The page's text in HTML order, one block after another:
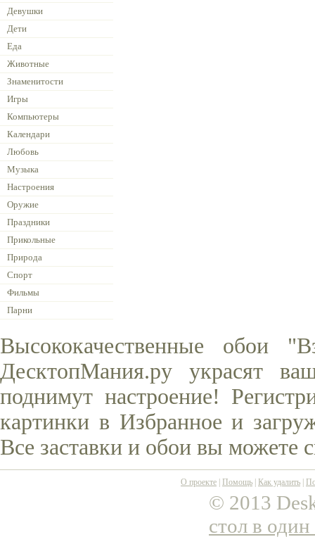
Девушки
Дети
Еда
Животные
Знаменитости
Игры
Компьютеры
Календари
Любовь
Музыка
Настроения
Оружие
Праздники
Прикольные
Природа
Спорт
Фильмы
Парни
Высококачественные обои
ДесктопМания.ру украсят
поднимут настроение!
картинки в Избранное и
Все заставки и обои вы можете
О проекте Помощь Как удалить
© 2013
стол в